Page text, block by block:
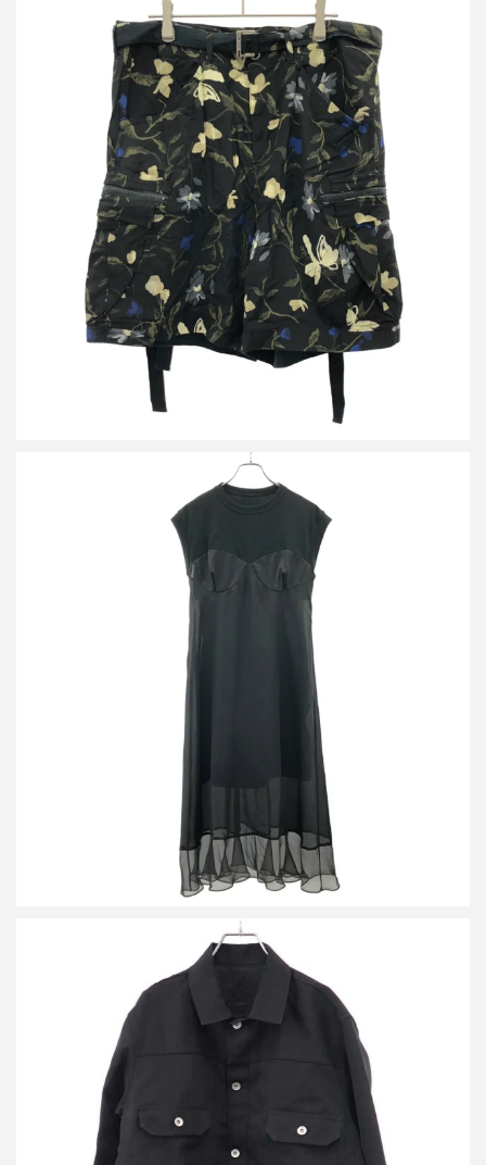
サカイ 24SS Floral Print Shorts フラワープリント ショートパンツ
買取金額10,800円
詳しく見る
サカイ 23SS Cotton Jersey Dress ノースリーブコットンジャージ
ーワンピース 23-06562
サカイ 25SS シルクコットントラッカージャケット 25-03682M
買取金額24,000円